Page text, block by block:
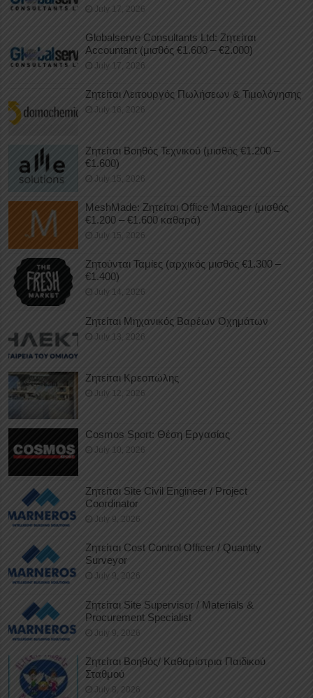
July 17, 2026
Globalserve Consultants Ltd: Ζητείται
Accountant (μισθός €1.600 – €2.000)
July 17, 2026
Ζητείται Λειτουργός Πωλήσεων & Τιμολόγησης
July 16, 2026
Ζητείται Βοηθός Τεχνικού (μισθός €1.200 –
€1.600)
July 15, 2026
MeshMade: Ζητείται Office Manager (μισθός
€1.200 – €1.600 καθαρά)
July 15, 2026
Ζητούνται Ταμίες (αρχικός μισθός €1.300 –
€1.400)
July 14, 2026
Ζητείται Μηχανικός Βαρέων Οχημάτων
July 13, 2026
Ζητείται Κρεοπώλης
July 12, 2026
Cosmos Sport: Θέση Εργασίας
July 10, 2026
Ζητείται Site Civil Engineer / Project
Coordinator
July 9, 2026
Ζητείται Cost Control Officer / Quantity
Surveyor
July 9, 2026
Ζητείται Site Supervisor / Materials &
Procurement Specialist
July 9, 2026
Ζητείται Βοηθός/ Καθαρίστρια Παιδικού
Σταθμού
July 8, 2026